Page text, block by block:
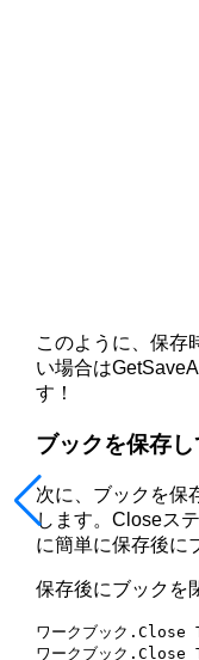
このように、保存
い場合は
す！
ブックを保存
次に、ブックを保
します。Closeス
に簡単に保存後に
保存後にブックを
ワークブック